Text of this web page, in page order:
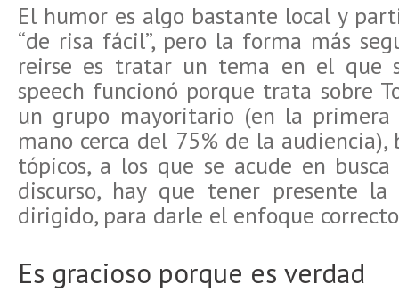
El humor es algo bastante local y
“de risa fácil”, pero la forma más
reirse es tratar un tema en el que
speech funcionó porque trata sobre
un grupo mayoritario (en la
mano cerca del 75% de la
tópicos, a los que se acude en
discurso, hay que tener presente
dirigido, para darle el enfoque
Es gracioso porque es verdad